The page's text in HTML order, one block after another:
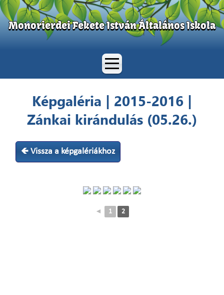
Monorierdei Fekete István Általános Iskola
Képgaléria | 2015-2016 |
Zánkai kirándulás (05.26.)
🡸 Vissza a képgalériákhoz
◄ 1 2